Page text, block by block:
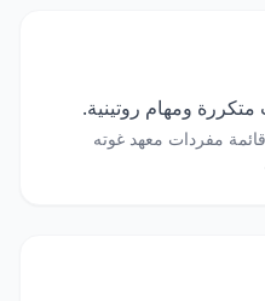
ومهام روتينية.
مفردات معهد غوته